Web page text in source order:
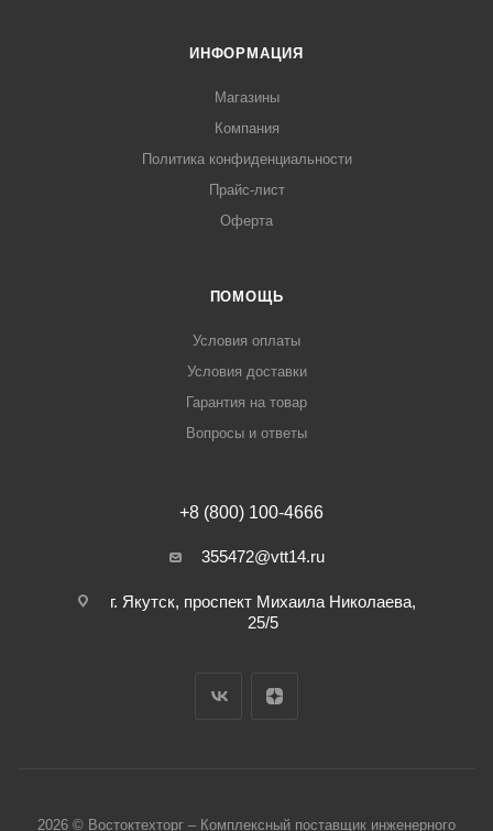
ИНФОРМАЦИЯ
Магазины
Компания
Политика конфиденциальности
Прайс-лист
Оферта
ПОМОЩЬ
Условия оплаты
Условия доставки
Гарантия на товар
Вопросы и ответы
+8 (800) 100-4666
355472@vtt14.ru
г. Якутск, проспект Михаила Николаева,
25/5
2026 © Востоктехторг – Комплексный поставщик инженерного